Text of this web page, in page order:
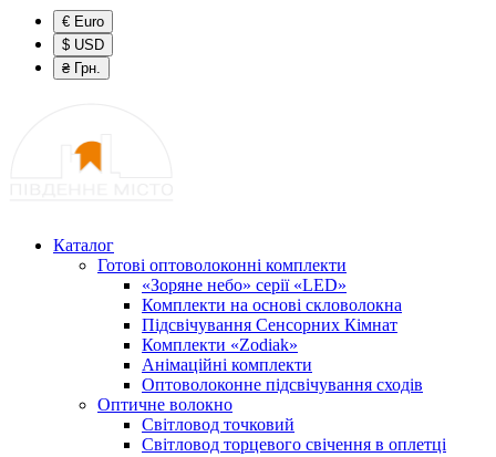
€ Euro
$ USD
₴ Грн.
Каталог
Готові оптоволоконні комплекти
«Зоряне небо» серії «LED»
Комплекти на основі скловолокна
Підсвічування Сенсорних Кімнат
Комплекти «Zodiak»
Анімаційні комплекти
Оптоволоконне підсвічування сходів
Оптичне волокно
Світловод точковий
Світловод торцевого свічення в оплетці